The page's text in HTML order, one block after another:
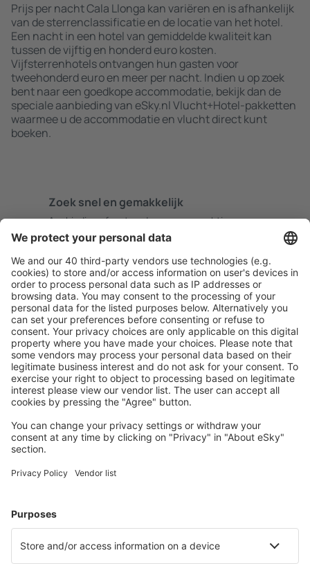
Prijs per nacht Cala Llonga kan variëren en is afhankelijk
van de sterrenclassificatie en de locatie van het hotel.
Een nacht in een hotel van gemiddelde kwaliteit kan
tussen de vijftig en honderd euro kosten.
Vijfsterrenhotels ontvangen hun gasten voor
tweehonderd euro en meer per nacht. Indien u op zoek
bent naar een goedkope accommodatie, bekijk dan de
speciale aanbieding van eSky.nl Vlucht+Hotel-pakketten
waarmee u de accommodatie en vlucht direct kunt
boeken.
Zoek snel en gemakkelijk
Aanbieding afgestemd op uw verwachtingen.
Plan veilig
Zorgeloos boeken met gratiss annuleringsopties.
Bespaar meer
Reisaanbiedingen en speciale aanbiedingen voor
geregistreerde gebruikers.
Accommodaties die u bevallen
Kies uit meer dan 1,3 miljoen accommodaties: hotels,
Meest gezochte hotels door eSky-gebruikers
Hotels in Malaga Hotels in Madrid Hotels in Marbella